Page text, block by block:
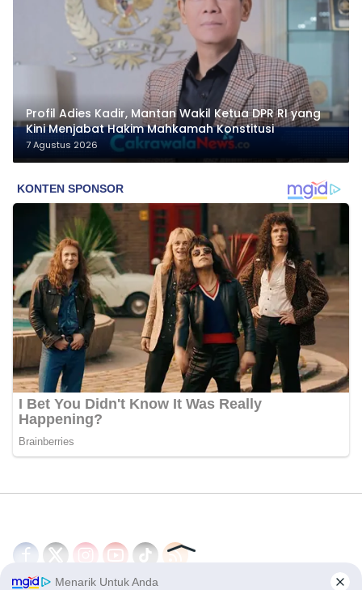
Profil Adies Kadir, Mantan Wakil Ketua DPR RI yang
Kini Menjabat Hakim Mahkamah Konstitusi
7 Agustus 2026